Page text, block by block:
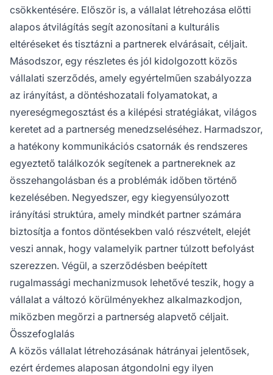
csökkentésére. Először is, a vállalat létrehozása előtti
alapos átvilágítás segít azonosítani a kulturális
eltéréseket és tisztázni a partnerek elvárásait, céljait.
Másodszor, egy részletes és jól kidolgozott közös
vállalati szerződés, amely egyértelműen szabályozza
az irányítást, a döntéshozatali folyamatokat, a
nyereségmegosztást és a kilépési stratégiákat, világos
keretet ad a partnerség menedzseléséhez. Harmadszor,
a hatékony kommunikációs csatornák és rendszeres
egyeztető találkozók segítenek a partnereknek az
összehangolásban és a problémák időben történő
kezelésében. Negyedszer, egy kiegyensúlyozott
irányítási struktúra, amely mindkét partner számára
biztosítja a fontos döntésekben való részvételt, elejét
veszi annak, hogy valamelyik partner túlzott befolyást
szerezzen. Végül, a szerződésben beépített
rugalmassági mechanizmusok lehetővé teszik, hogy a
vállalat a változó körülményekhez alkalmazkodjon,
miközben megőrzi a partnerség alapvető céljait.
Összefoglalás
A közös vállalat létrehozásának hátrányai jelentősek,
ezért érdemes alaposan átgondolni egy ilyen